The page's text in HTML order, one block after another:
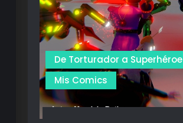
De Torturador a Superhéroe
Mis Comics